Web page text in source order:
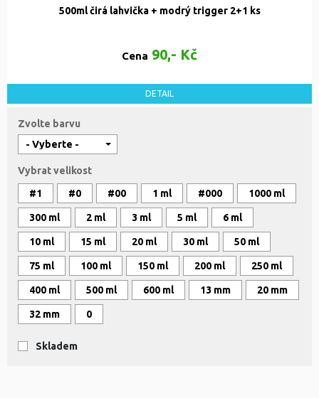
500ml čirá lahvička + modrý trigger 2+1 ks
Cena 90,- Kč
DETAIL
Zvolte barvu
Vybrat velikost
#1
#0 #00 1 ml #000 1000 ml
300 ml 2 ml 3 ml 5 ml 6 ml
10 ml 15 ml 20 ml 30 ml 50 ml
75 ml 100 ml 150 ml 200 ml 250 ml
400 ml 500 ml 600 ml 13 mm 20 mm
32 mm 0
Skladem